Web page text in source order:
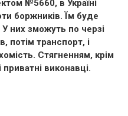
№5660, в Україні
боржників. Їм буде
них зможуть по черзі
потім транспорт, і
Стягненням, крім
виконавці.